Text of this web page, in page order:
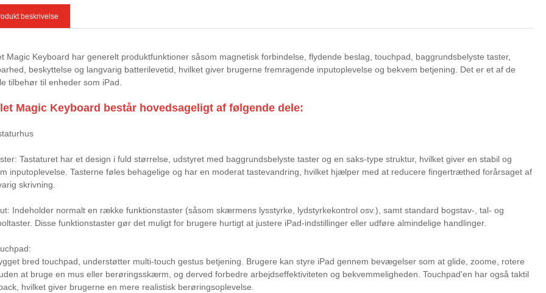
beskrivelse
Magic Keyboard har generelt produktfunktioner såsom magnetisk forbindelse, flydende beslag, touchpad, baggrundsbelyste taster,
beskyttelse og langvarig batterilevetid, hvilket giver brugerne fremragende inputoplevelse og bekvem betjening. Det er et af de
tilbehør til enheder som iPad.
Magic Keyboard består hovedsageligt af følgende dele:
Tastaturet har et design i fuld størrelse, udstyret med baggrundsbelyste taster og en saks-type struktur, hvilket giver en stabil og
inputoplevelse. Tasterne føles behagelige og har en moderat tastevandring, hvilket hjælper med at reducere fingertræthed forårsaget af
skrivning.
Indeholder normalt en række funktionstaster (såsom skærmens lysstyrke, lydstyrkekontrol osv.), samt standard bogstav-, tal- og
Disse funktionstaster gør det muligt for brugere hurtigt at justere iPad-indstillinger eller udføre almindelige handlinger.
bred touchpad, understøtter multi-touch gestus betjening. Brugere kan styre iPad gennem bevægelser som at glide, zoome, rotere
at bruge en mus eller berøringsskærm, og derved forbedre arbejdseffektiviteten og bekvemmeligheden. Touchpad'en har også taktil
hvilket giver brugerne en mere realistisk berøringsoplevelse.